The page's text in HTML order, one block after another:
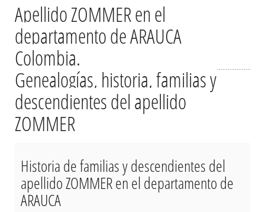
Apellido ZOMMER en el
departamento de ARAUCA
Colombia.
Genealogías, historia, familias y
descendientes del apellido
ZOMMER
Historia de familias y descendientes del
apellido ZOMMER en el departamento de
ARAUCA